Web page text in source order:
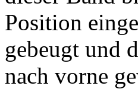
Position
gebeugt und
nach vorne